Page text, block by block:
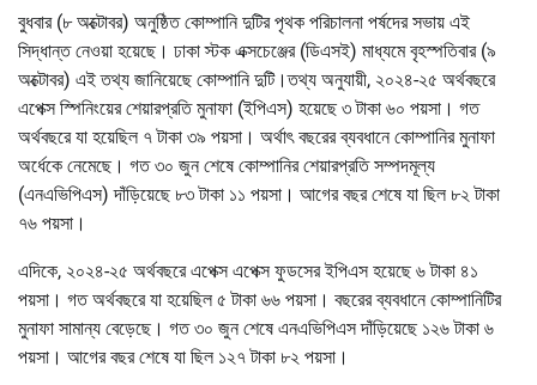
বুধবার (৮ অক্টোবর) অনুষ্ঠিত কোম্পানি দুটির পৃথক পরিচালনা পর্ষদের সভায় এই
সিদ্ধান্ত নেওয়া হয়েছে। ঢাকা স্টক এক্সচেঞ্জের (ডিএসই) মাধ্যমে বৃহস্পতিবার (৯
অক্টোবর) এই তথ্য জানিয়েছে কোম্পানি দুটি।তথ্য অনুযায়ী, ২০২৪-২৫ অর্থবছরে
এপেক্স স্পিনিংয়ের শেয়ারপ্রতি মুনাফা (ইপিএস) হয়েছে ৩ টাকা ৬০ পয়সা। গত
অর্থবছরে যা হয়েছিল ৭ টাকা ৩৯ পয়সা। অর্থাৎ বছরের ব্যবধানে কোম্পানির মুনাফা
অর্ধেকে নেমেছে। গত ৩০ জুন শেষে কোম্পানির শেয়ারপ্রতি সম্পদমূল্য
(এনএভিপিএস) দাঁড়িয়েছে ৮৩ টাকা ১১ পয়সা। আগের বছর শেষে যা ছিল ৮২ টাকা
৭৬ পয়সা।
এদিকে, ২০২৪-২৫ অর্থবছরে এপেক্স এপেক্স ফুডসের ইপিএস হয়েছে ৬ টাকা ৪১
পয়সা। গত অর্থবছরে যা হয়েছিল ৫ টাকা ৬৬ পয়সা। বছরের ব্যবধানে কোম্পানিটির
মুনাফা সামান্য বেড়েছে। গত ৩০ জুন শেষে এনএভিপিএস দাঁড়িয়েছে ১২৬ টাকা ৬
পয়সা। আগের বছর শেষে যা ছিল ১২৭ টাকা ৮২ পয়সা।